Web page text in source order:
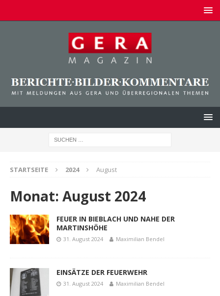
STARTSEITE 2024 August
Monat: August 2024
FEUER IN BIEBLACH UND NAHE DER
MARTINSHÖHE
31. August 2024 Maximilian Bendel
EINSÄTZE DER FEUERWEHR
31. August 2024 Maximilian Bendel